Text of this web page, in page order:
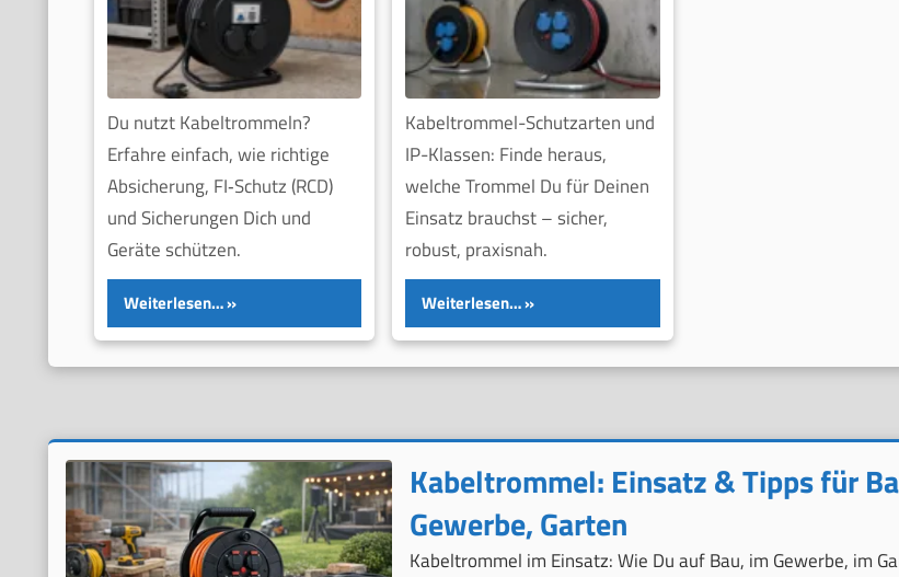
Du nutzt Kabeltrommeln?
Erfahre einfach, wie richtige
Absicherung, FI‑Schutz (RCD)
und Sicherungen Dich und
Geräte schützen.
Weiterlesen…
Kabeltrommel-Schutzarten und
IP-Klassen: Finde heraus,
welche Trommel Du für Deinen
Einsatz brauchst – sicher,
robust, praxisnah.
Weiterlesen…
Kabeltrommel: Einsatz & Tipps für
Gewerbe, Garten
Kabeltrommel im Einsatz: Wie Du auf Bau, im Gewerbe, im